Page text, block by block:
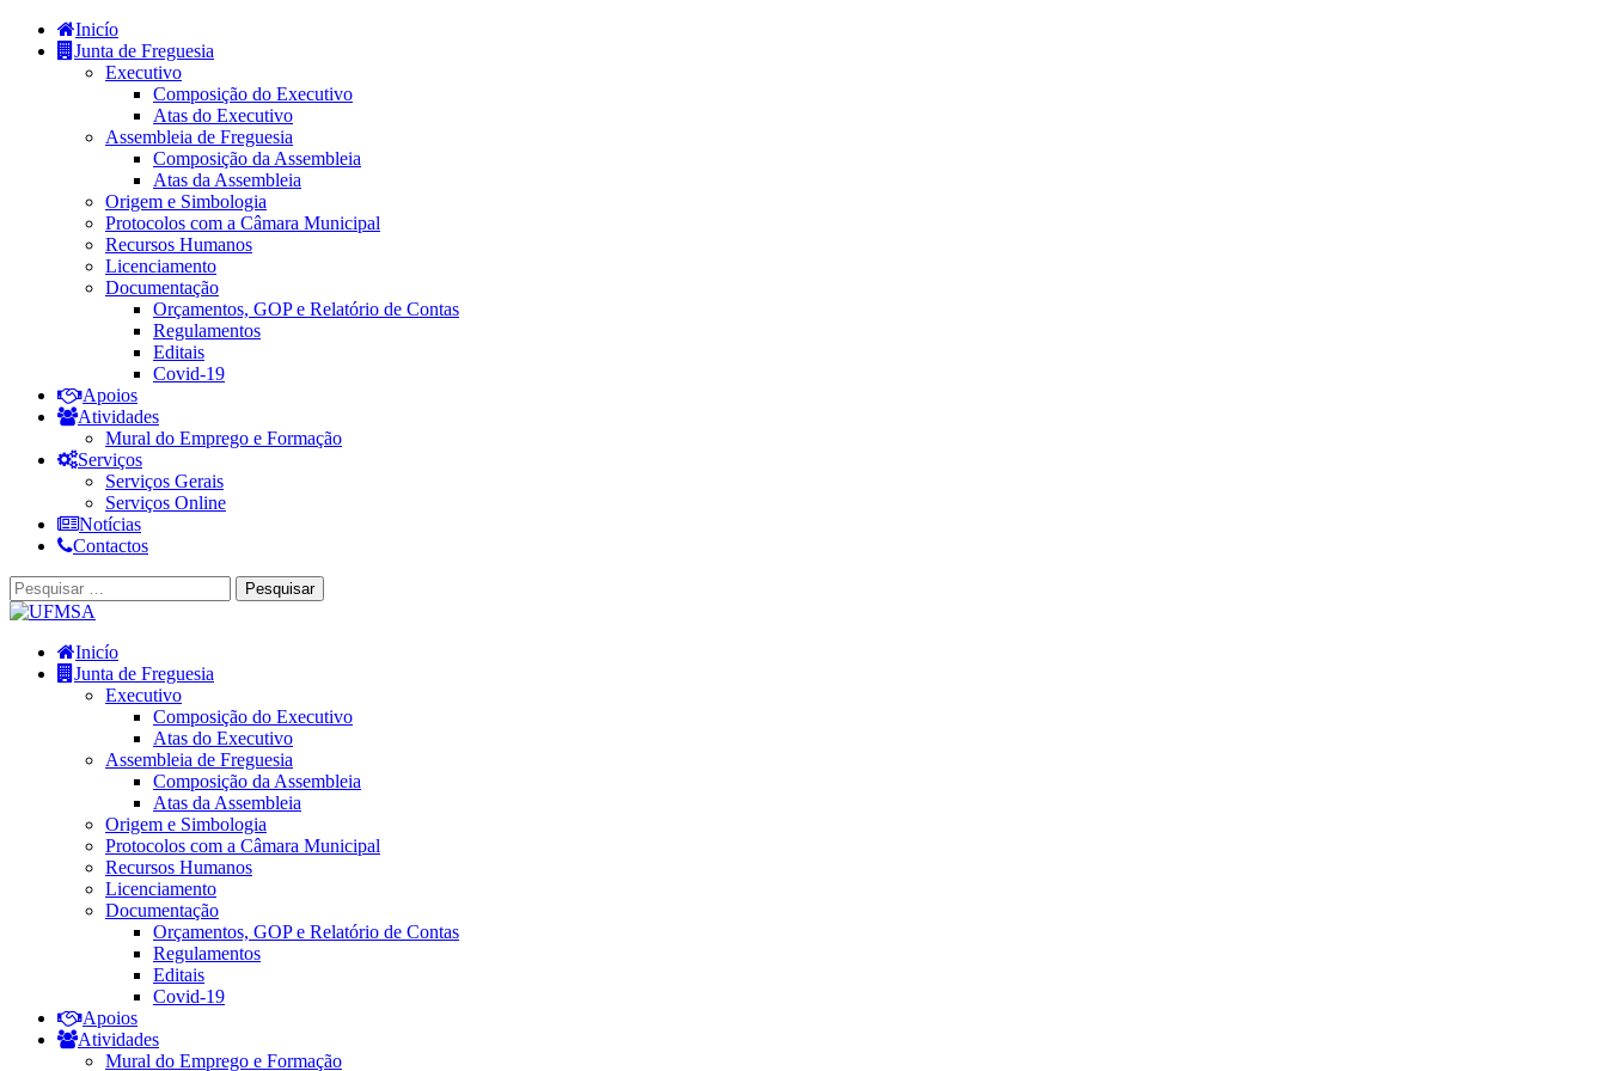
Inicío
Junta de Freguesia
Executivo
Composição do Executivo
Atas do Executivo
Assembleia de Freguesia
Composição da Assembleia
Atas da Assembleia
Origem e Simbologia
Protocolos com a Câmara Municipal
Recursos Humanos
Licenciamento
Documentação
Orçamentos, GOP e Relatório de Contas
Regulamentos
Editais
Covid-19
Apoios
Atividades
Mural do Emprego e Formação
Serviços
Serviços Gerais
Serviços Online
Notícias
Contactos
Inicío
Junta de Freguesia
Executivo
Composição do Executivo
Atas do Executivo
Assembleia de Freguesia
Composição da Assembleia
Atas da Assembleia
Origem e Simbologia
Protocolos com a Câmara Municipal
Recursos Humanos
Licenciamento
Documentação
Orçamentos, GOP e Relatório de Contas
Regulamentos
Editais
Covid-19
Apoios
Atividades
Mural do Emprego e Formação